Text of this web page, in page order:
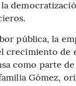
pública, la
crecimiento de
como parte
Gómez,